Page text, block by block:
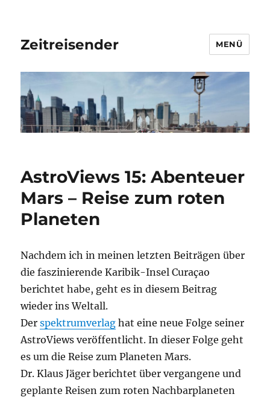
Zeitreisender MENÜ
AstroViews 15: Abenteuer
Mars – Reise zum roten
Planeten
Nachdem ich in meinen letzten Beiträgen über
die faszinierende Karibik-Insel Curaçao
berichtet habe, geht es in diesem Beitrag
wieder ins Weltall.
Derspektrumverlag hat eine neue Folge seiner
AstroViews veröffentlicht. In dieser Folge geht
es um die Reise zum Planeten Mars.
Dr. Klaus Jäger berichtet über vergangene und
geplante Reisen zum roten Nachbarplaneten